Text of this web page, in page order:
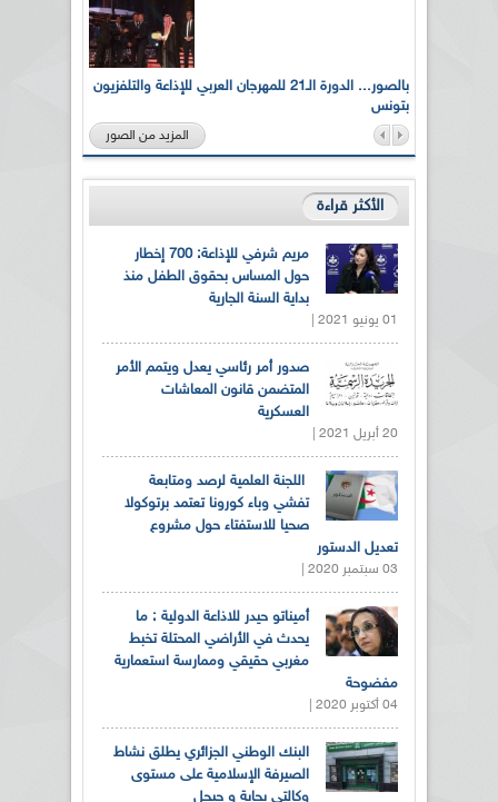
بالصور... الدورة الـ21 للمهرجان العربي للإذاعة والتلفزيون
بتونس
المزيد من الصور
الأكثر قراءة
مريم شرفي للإذاعة: 700 إخطار
حول المساس بحقوق الطفل منذ
بداية السنة الجارية
01 يونيو 2021 |
صدور أمر رئاسي يعدل ويتمم الأمر
المتضمن قانون المعاشات
العسكرية
20 أبريل 2021 |
اللجنة العلمية لرصد ومتابعة
تفشي وباء كورونا تعتمد برتوكولا
صحيا للاستفتاء حول مشروع
تعديل الدستور
03 سبتمبر 2020 |
أميناتو حيدر للاذاعة الدولية : ما
يحدث في الأراضي المحتلة تخبط
مغربي حقيقي وممارسة استعمارية
مفضوحة
04 أكتوبر 2020 |
البنك الوطني الجزائري يطلق نشاط
الصيرفة الإسلامية على مستوى
وكالتي بجاية و جيجل